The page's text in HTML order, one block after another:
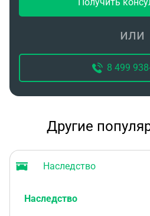
или
8 499
Другие
Наследство
Наследство